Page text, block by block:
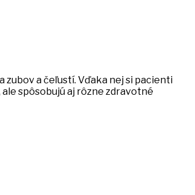
a čeľustí. Vďaka nej si pacienti
spôsobujú aj rôzne zdravotné